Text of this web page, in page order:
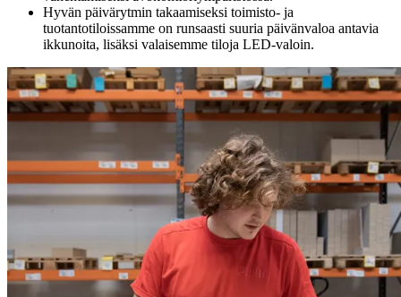
Hyvän päivärytmin takaamiseksi toimisto- ja
tuotantotiloissamme on runsaasti suuria päivänvaloa antavia
ikkunoita, lisäksi valaisemme tiloja LED-valoin.